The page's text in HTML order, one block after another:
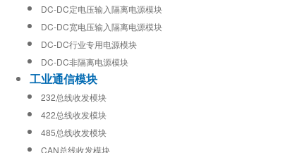
DC-DC定电压输入隔离电源模块
DC-DC宽电压输入隔离电源模块
DC-DC行业专用电源模块
DC-DC非隔离电源模块
工业通信模块
232总线收发模块
422总线收发模块
485总线收发模块
CAN总线收发模块